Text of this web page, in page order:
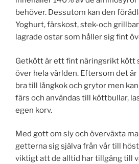
behöver. Dessutom kan den
Yoghurt, färskost, stek-och
lagrade ostar som håller sig fint
Getkött är ett fint näringsrikt kött
över hela världen. Eftersom det
bra till långkok och grytor men
färs och användas till köttbullar,
egen korv.
Med gott om sly och överväxta
getterna sig själva från vår till
viktigt att de alltid har tillgång till